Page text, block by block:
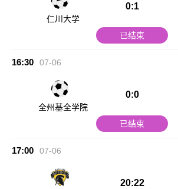
仁川大学
0:1
已结束
16:30 07-06
全州基全学院
0:0
已结束
17:00 07-06
20:22